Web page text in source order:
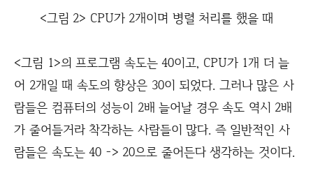
<그림 2> CPU가 2개이며 병렬 처리를 했을 때
<그림 1>의 프로그램 속도는 40이고, CPU가 1개 더 늘
어 2개일 때 속도의 향상은 30이 되었다. 그러나 많은 사
람들은 컴퓨터의 성능이 2배 늘어날 경우 속도 역시 2배
가 줄어들거라 착각하는 사람들이 많다. 즉 일반적인 사
람들은 속도는 40 -> 20으로 줄어든다 생각하는 것이다.